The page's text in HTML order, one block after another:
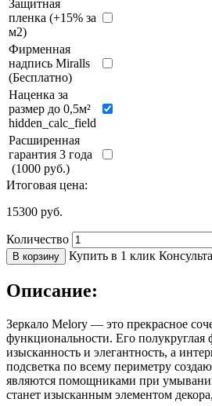
Защитная
пленка (+15% за
м2)
Фирменная
надпись Miralls
(Бесплатно)
Наценка за
размер до 0,5м²
hidden_calc_field
Расширенная
гарантия 3 года
(1000 руб.)
Итоговая цена:
15300 руб.
Количество
В корзину Купить в 1 клик
Описание:
Зеркало Melory — это прекрасное
функциональности. Его полукруглая
изысканность и элегантность, а
подсветка по всему периметру
являются помощниками при
станет изысканным элементом